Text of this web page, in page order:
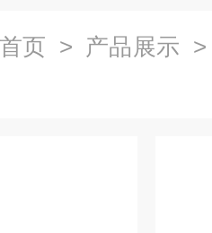
首页 > 产品展示